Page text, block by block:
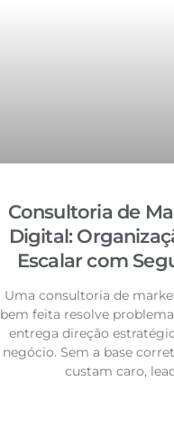
Consultoria de
Digital:
Escalar com
Uma consultoria de
bem feita resolve
entrega direção
negócio. Sem a base
custam caro,